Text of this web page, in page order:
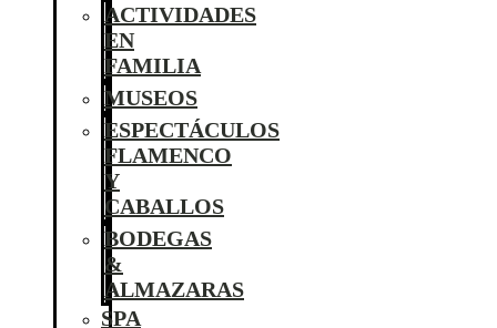
ACTIVIDADES
EN
FAMILIA
MUSEOS
ESPECTÁCULOS
FLAMENCO
Y
CABALLOS
BODEGAS
&
ALMAZARAS
SPA